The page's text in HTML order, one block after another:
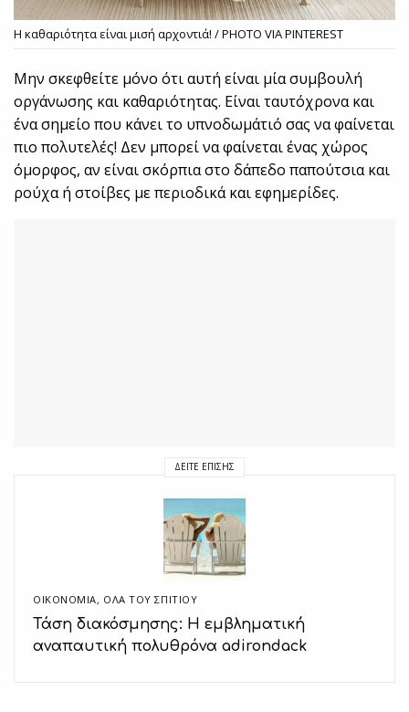
Η καθαριότητα είναι μισή αρχοντιά! / PHOTO VIA PINTEREST
Μην σκεφθείτε μόνο ότι αυτή είναι μία συμβουλή
οργάνωσης και καθαριότητας. Είναι ταυτόχρονα και
ένα σημείο που κάνει το υπνοδωμάτιό σας να φαίνεται
πιο πολυτελές! Δεν μπορεί να φαίνεται ένας χώρος
όμορφος, αν είναι σκόρπια στο δάπεδο παπούτσια και
ρούχα ή στοίβες με περιοδικά και εφημερίδες.
ΔΕΊΤΕ ΕΠΊΣΗΣ
ΟΙΚΟΝΟΜΙΑ, ΌΛΑ ΤΟΥ ΣΠΙΤΙΟΥ
Τάση διακόσμησης: Η εμβληματική
αναπαυτική πολυθρόνα adirondack